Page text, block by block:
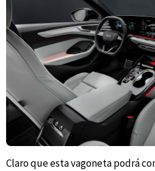
Claro que esta vagoneta podrá